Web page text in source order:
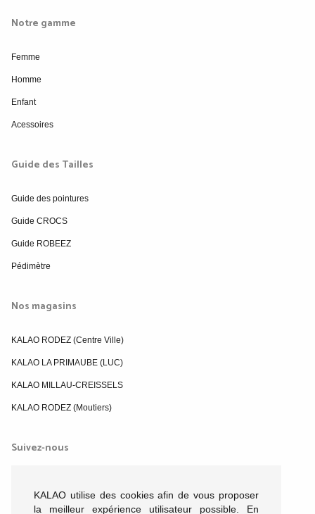
KALAO utilise des cookies afin de vous proposer
la meilleur expérience utilisateur possible. En
Notre gamme
Femme
Homme
Enfant
Acessoires
Guide des Tailles
Guide des pointures
Guide CROCS
Guide ROBEEZ
Pédimètre
Nos magasins
KALAO RODEZ (Centre Ville)
KALAO LA PRIMAUBE (LUC)
KALAO MILLAU-CREISSELS
KALAO RODEZ (Moutiers)
Suivez-nous